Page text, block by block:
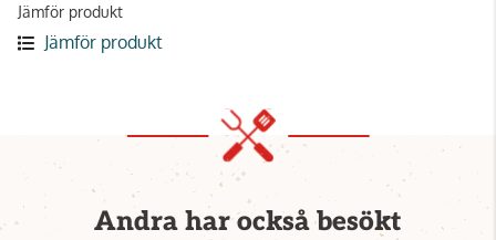
Jämför produkt
Jämför produkt
Andra har också besökt